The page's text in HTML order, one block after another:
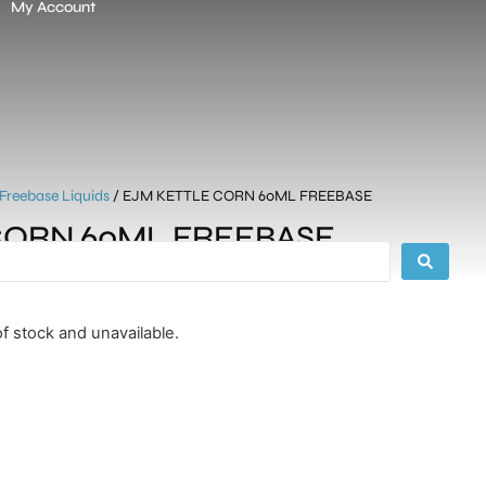
My Account
Liquids/ EJM KETTLE CORN 60ML FREEBASE
60ML FREEBASE
stock and unavailable.